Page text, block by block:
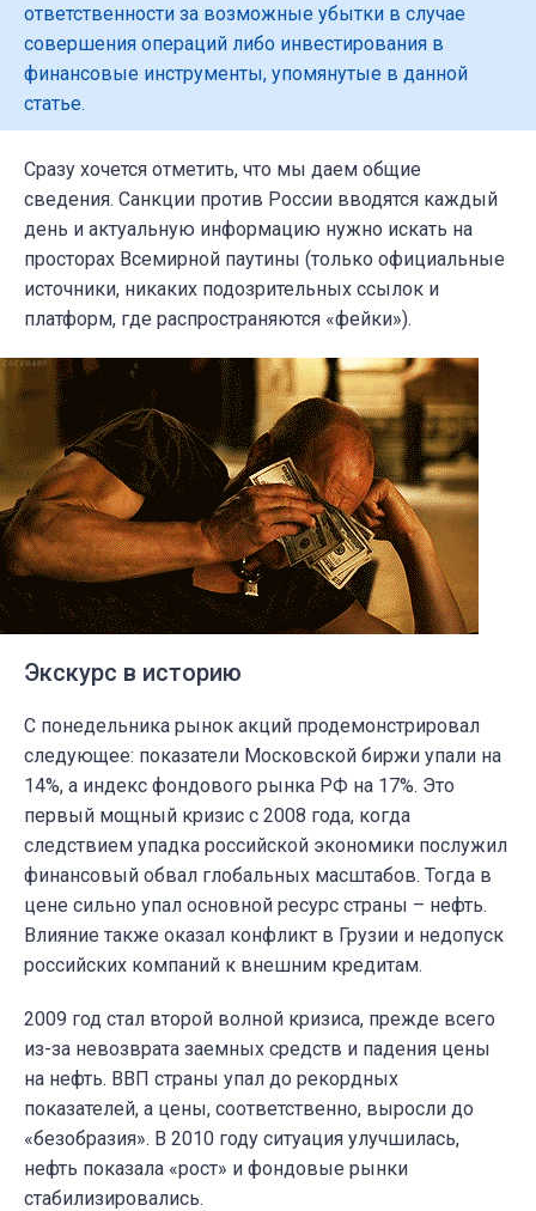
ответственности за возможные убытки в случае
совершения операций либо инвестирования в
финансовые инструменты, упомянутые в данной
статье.
Сразу хочется отметить, что мы даем общие
сведения. Санкции против России вводятся каждый
день и актуальную информацию нужно искать на
просторах Всемирной паутины (только официальные
источники, никаких подозрительных ссылок и
платформ, где распространяются «фейки»).
Экскурс в историю
С понедельника рынок акций продемонстрировал
следующее: показатели Московской биржи упали на
14%, а индекс фондового рынка РФ на 17%. Это
первый мощный кризис с 2008 года, когда
следствием упадка российской экономики послужил
финансовый обвал глобальных масштабов. Тогда в
цене сильно упал основной ресурс страны – нефть.
Влияние также оказал конфликт в Грузии и недопуск
российских компаний к внешним кредитам.
2009 год стал второй волной кризиса, прежде всего
из-за невозврата заемных средств и падения цены
на нефть. ВВП страны упал до рекордных
показателей, а цены, соответственно, выросли до
«безобразия». В 2010 году ситуация улучшилась,
нефть показала «рост» и фондовые рынки
стабилизировались.